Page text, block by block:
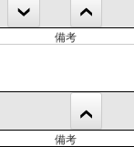
備考
備考